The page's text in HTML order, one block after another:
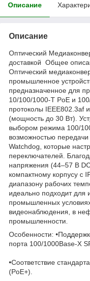
Описание
Описание
Оптический
доставкой Общее
Оптический
промышленное
предназначенное для
10/100/1000-T PoE и
протоколы IEEE802.3af
(мощность до 30 Вт).
выбором режима 100/
возможностью
Watchdog, которые
переключателей.
напряжения (44–57 В
компактному корпусу с
диапазону рабочих
идеально подходит для
промышленных
видеонаблюдения, в
промышленности.
Особенности:
порта 100/1000Base-X
•Соответствие
(PoE+).